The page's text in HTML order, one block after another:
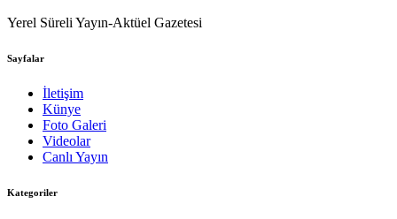
Yerel Süreli Yayın-Aktüel Gazetesi
Sayfalar
İletişim
Künye
Foto Galeri
Videolar
Canlı Yayın
Kategoriler